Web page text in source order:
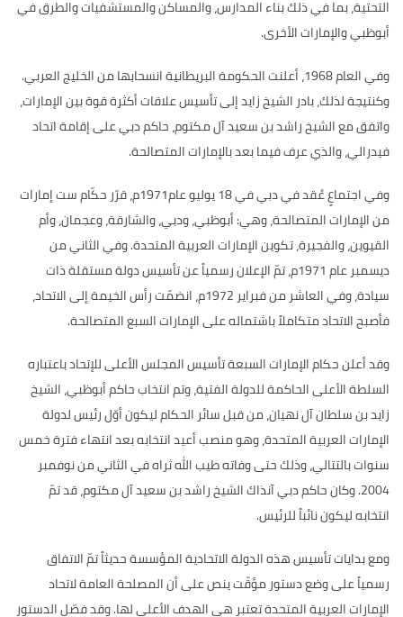
التحتية، بما في ذلك بناء المدارس، والمساكن والمستشفيات والطرق في
أبوظبي والإمارات الأخرى.
وفي العام1968، أعلنت الحكومة البريطانية انسحابها من الخليج العربي.
وكنتيجة لذلك، بادر الشيخ زايد إلى تأسيس علاقات أكثرة قوة بين الإمارات،
واتفق مع الشيخ راشد بن سعيد آل مكتوم، حاكم دبي على إقامة اتحاد
فيدرالي، والذي عرف فيما بعد بالإمارات المتصالحة.
وفي اجتماعٍ عُقد في دبي في18يوليو عام1971م، قرّر حكّام ست إمارات
من الإمارات المتصالحة، وهي:أبوظبي، ودبي، والشارقة، وعجمان، وأم
القيوين، والفجيرة، تكوين الإمارات العربية المتحدة.وفي الثاني من
ديسمبر عام1971م، تمّ الإعلان رسمياً عن تأسيس دولة مستقلة ذات
سيادة، وفي العاشر من فبراير 1972م، انضمّت رأس الخيمة إلى الاتحاد،
فأصبح الاتحاد متكاملاً باشتماله على الإمارات السبع المتصالحة.
وقد أعلن حكام الإمارات السبعة تأسيس المجلس الأعلى للإتحاد باعتباره
السلطة الأعلى الحاكمة للدولة الفتية، وتم انتخاب حاكم أبوظبي، الشيخ
زايد بن سلطان آل نهيان، من قبل سائر الحكام ليكون أوّل رئيس لدولة
الإمارات العربية المتحدة، وهو منصب أعيد انتخابه بعد انتهاء فترة خمس
سنوات بالتتالي، وذلك حتى وفاته طيب الله ثراه في الثاني من نوفمبر
2004. وكان حاكم دبي آنذاك الشيخ راشد بن سعيد آل مكتوم، قد تمّ
انتخابه ليكون نائباً للرئيس.
ومع بدايات تأسيس هذه الدولة الاتحادية المؤسسة حديثاً تمّ الاتفاق
رسمياً على وضع دستور مؤقّت ينص على أن المصلحة العامة لاتحاد
الإمارات العربية المتحدة تعتبر هي الهدف الأعلى لها.وقد فصّل الدستور